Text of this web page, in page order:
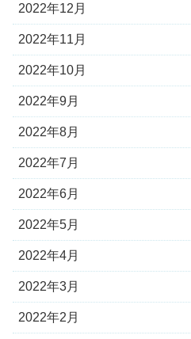
2022年12月
2022年11月
2022年10月
2022年9月
2022年8月
2022年7月
2022年6月
2022年5月
2022年4月
2022年3月
2022年2月